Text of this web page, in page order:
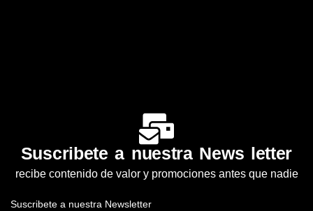
Suscribete a nuestra News letter
recibe contenido de valor y promociones antes que nadie
Suscribete a nuestra Newsletter